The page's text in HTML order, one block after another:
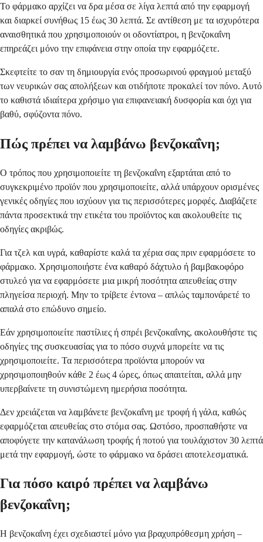
Το φάρμακο αρχίζει να δρα μέσα σε λίγα λεπτά από την εφαρμογή
και διαρκεί συνήθως 15 έως 30 λεπτά. Σε αντίθεση με τα ισχυρότερα
αναισθητικά που χρησιμοποιούν οι οδοντίατροι, η βενζοκαΐνη
επηρεάζει μόνο την επιφάνεια στην οποία την εφαρμόζετε.
Σκεφτείτε το σαν τη δημιουργία ενός προσωρινού φραγμού μεταξύ
των νευρικών σας απολήξεων και οτιδήποτε προκαλεί τον πόνο. Αυτό
το καθιστά ιδιαίτερα χρήσιμο για επιφανειακή δυσφορία και όχι για
βαθύ, σφύζοντα πόνο.
Πώς πρέπει να λαμβάνω βενζοκαΐνη;
Ο τρόπος που χρησιμοποιείτε τη βενζοκαΐνη εξαρτάται από το
συγκεκριμένο προϊόν που χρησιμοποιείτε, αλλά υπάρχουν ορισμένες
γενικές οδηγίες που ισχύουν για τις περισσότερες μορφές. Διαβάζετε
πάντα προσεκτικά την ετικέτα του προϊόντος και ακολουθείτε τις
οδηγίες ακριβώς.
Για τζελ και υγρά, καθαρίστε καλά τα χέρια σας πριν εφαρμόσετε το
φάρμακο. Χρησιμοποιήστε ένα καθαρό δάχτυλο ή βαμβακοφόρο
στυλεό για να εφαρμόσετε μια μικρή ποσότητα απευθείας στην
πληγείσα περιοχή. Μην το τρίβετε έντονα – απλώς ταμπονάρετέ το
απαλά στο επώδυνο σημείο.
Εάν χρησιμοποιείτε παστίλιες ή σπρέι βενζοκαΐνης, ακολουθήστε τις
οδηγίες της συσκευασίας για το πόσο συχνά μπορείτε να τις
χρησιμοποιείτε. Τα περισσότερα προϊόντα μπορούν να
χρησιμοποιηθούν κάθε 2 έως 4 ώρες, όπως απαιτείται, αλλά μην
υπερβαίνετε τη συνιστώμενη ημερήσια ποσότητα.
Δεν χρειάζεται να λαμβάνετε βενζοκαΐνη με τροφή ή γάλα, καθώς
εφαρμόζεται απευθείας στο στόμα σας. Ωστόσο, προσπαθήστε να
αποφύγετε την κατανάλωση τροφής ή ποτού για τουλάχιστον 30 λεπτά
μετά την εφαρμογή, ώστε το φάρμακο να δράσει αποτελεσματικά.
Για πόσο καιρό πρέπει να λαμβάνω
βενζοκαΐνη;
Η βενζοκαΐνη έχει σχεδιαστεί μόνο για βραχυπρόθεσμη χρήση –